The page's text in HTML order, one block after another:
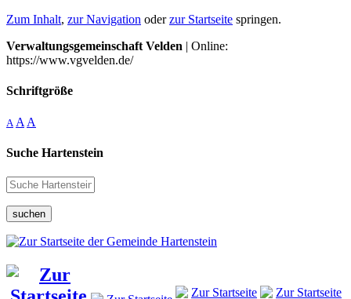
Zum Inhalt, zur Navigation oderzur Startseite springen.
Verwaltungsgemeinschaft Velden | Online:
https://www.vgvelden.de/
Schriftgröße
A A A
Suche Hartenstein
suchen